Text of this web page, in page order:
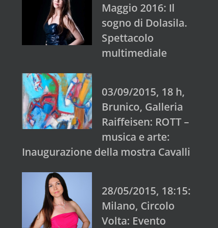
Maggio 2016: Il
sogno di Dolasila.
Spettacolo
multimediale
03/09/2015, 18 h,
Brunico, Galleria
Raiffeisen: ROTT –
musica e arte:
Inaugurazione della mostra Cavalli
28/05/2015, 18:15:
Milano, Circolo
Volta: Evento